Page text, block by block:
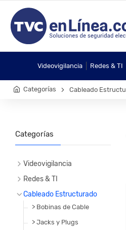
Videovigilancia Redes & TI
Categorías Cableado
Categorías
Videovigilancia
Redes & TI
Cableado Estructurado
> Bobinas de Cable
> Jacks y Plugs